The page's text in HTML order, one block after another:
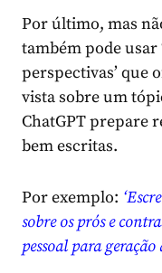
Por último, mas
também pode
perspectivas’ que
vista sobre um
ChatGPT prepare
bem escritas.
Por exemplo:
sobre os prós e
pessoal para